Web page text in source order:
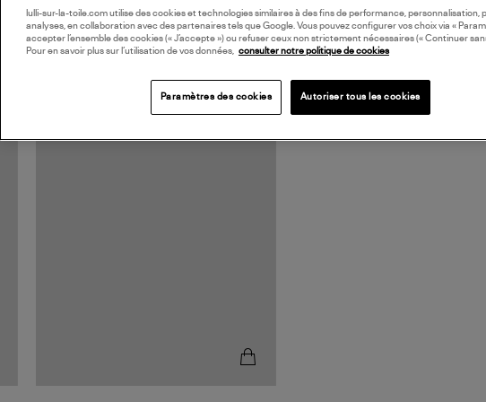
lulli-sur-la-toile.com utilise des cookies et technologies similaires à des fins de performance, personnalisation,
analyses, en collaboration avec des partenaires tels que Google. Vous pouvez configurer vos choix via «
accepter l’ensemble des cookies (« J’accepte ») ou refuser ceux non strictement nécessaires (« Continuer
Pour en savoir plus sur l’utilisation de vos données, consulter notre politique de cookies
Paramètres des cookies Autoriser tous les cookies